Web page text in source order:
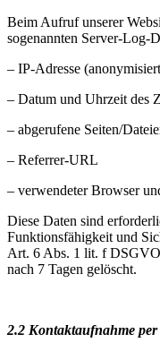
Beim Aufruf unserer
sogenannten Server-Log-
– IP-Adresse
– Datum und Uhrzeit des
– abgerufene Seiten/
– Referrer-URL
– verwendeter Browser
Diese Daten sind
Funktionsfähigkeit und
Art. 6 Abs. 1 lit. f
nach 7 Tagen gelöscht.
2.2 Kontaktaufnahme